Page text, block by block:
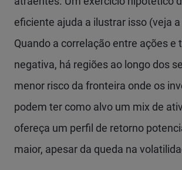
eficiente ajuda a ilustrar isso (veja a
Quando a correlação entre ações e
negativa, há regiões ao longo dos
menor risco da fronteira onde os
podem ter como alvo um mix de
ofereça um perfil de retorno
maior, apesar da queda na